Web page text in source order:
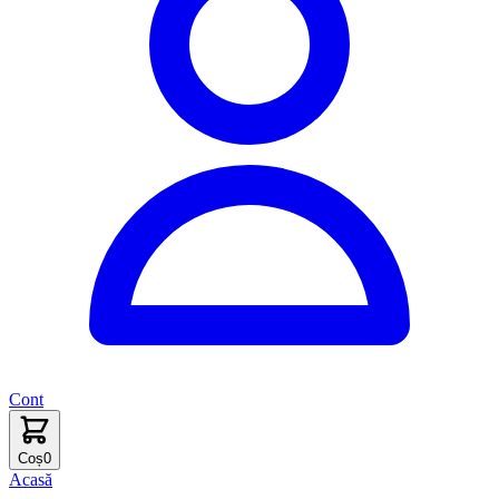
Cont
Coș0
Acasă